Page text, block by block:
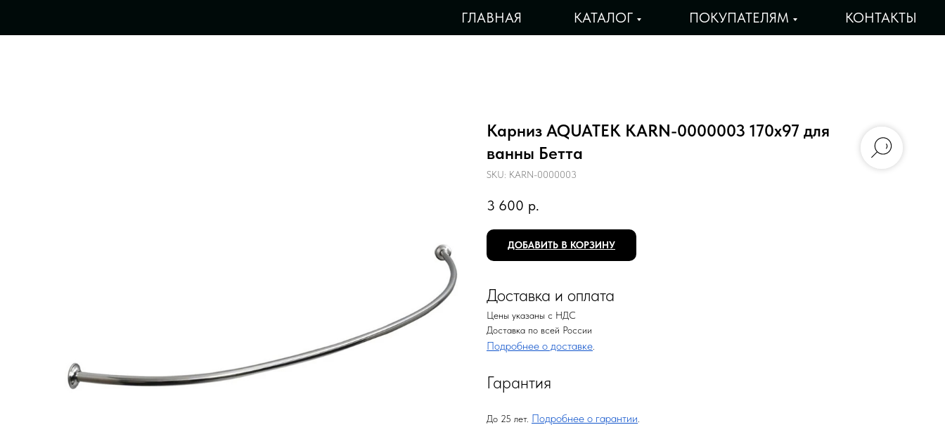
ГЛАВНАЯ КАТАЛОГ ПОКУПАТЕЛЯМ КОНТАКТЫ
Карниз AQUATEK KARN-0000003 170х97 для
ванны Бетта
SKU: KARN-0000003
3 600 р.
ДОБАВИТЬ В КОРЗИНУ
Доставка и оплата
Цены указаны с НДС
Доставка по всей России
Подробнее о доставке
Гарантия
До 25 лет. Подробнее о гарантии